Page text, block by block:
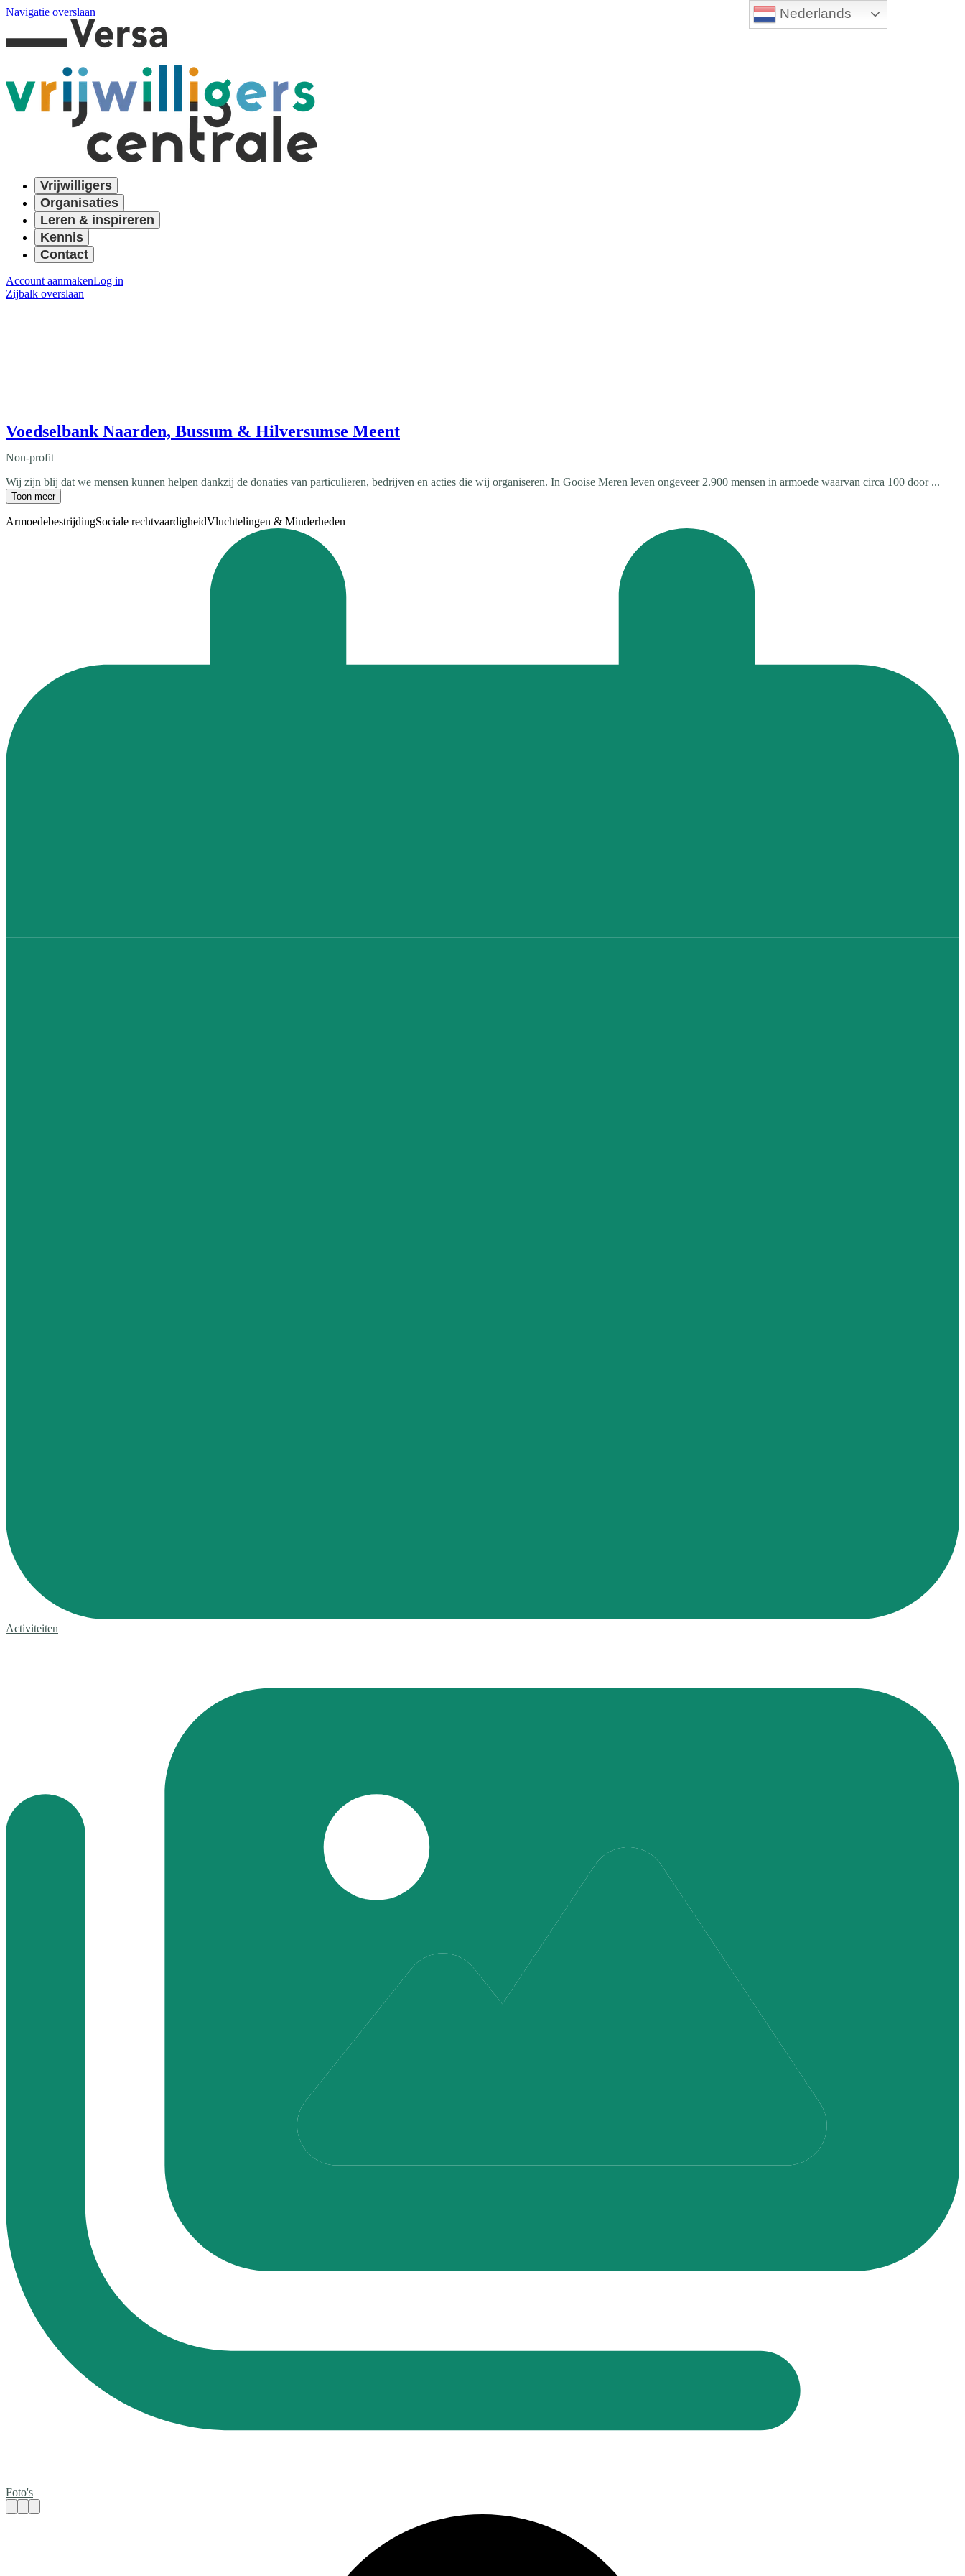
Nederlands
Navigatie overslaan
Vrijwilligers
Organisaties
Leren & inspireren
Kennis
Contact
Account aanmakenLog in
Zijbalk overslaan
Voedselbank Naarden, Bussum & Hilversumse Meent
Non-profit
Wij zijn blij dat we mensen kunnen helpen dankzij de donaties van particulieren, bedrijven en acties die wij organiseren. In Gooise Meren leven ongeveer 2.900 mensen in armoede waarvan circa 100 door ...
Toon meer
ArmoedebestrijdingSociale rechtvaardigheidVluchtelingen & Minderheden
Activiteiten
Foto's